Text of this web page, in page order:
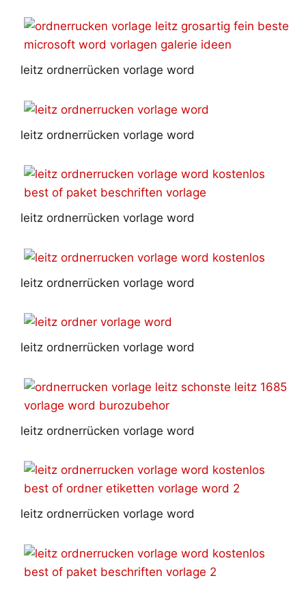
leitz ordnerrücken vorlage word
leitz ordnerrücken vorlage word
leitz ordnerrücken vorlage word
leitz ordnerrücken vorlage word
leitz ordnerrücken vorlage word
leitz ordnerrücken vorlage word
leitz ordnerrücken vorlage word